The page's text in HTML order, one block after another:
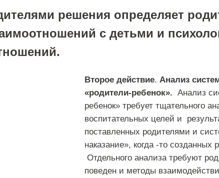
решения определяет
с детьми и
Второе действие. Анализ
«родители-ребенок». Анализ
ребенок» требует тщательного
воспитательных целей и
поставленных родителями и
наказание», когда -то созданных
Отдельного анализа требуют
поведен и методы